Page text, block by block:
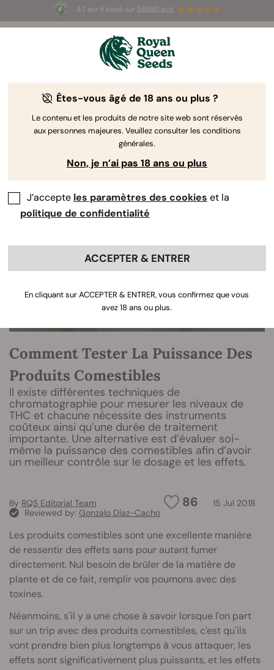
4.7 sur 5 basé sur 58690 avis
3 graines White Widow AutoGRATUITES pour les
The RQS Blog
Articles Cannabis Lifestyle
Comment Tester La Puissance Des
Produits Comestibles
Il existe différentes techniques de
chromatographie pour mesurer les niveaux de
THC et chacune nécessite des instruments
coûteux ainsi qu’une durée de traitement
importante. Une alternative est d’évaluer soi-
même la puissance des comestibles afin d’avoir
un meilleur contrôle sur le dosage et les effets.
86 15 Jul 2018
By RQS Editorial Team
Reviewed by: Gonzalo Díaz-Cacho
Les produits comestibles sont une excellente manière
de ressentir des effets sans pour autant fumer
directement. Nul besoin de brûler de la matière de
plante et de ce fait, remplir vos poumons avec des
toxines.
Néanmoins, s'il y a une chose à savoir lorsque l'on part
sur un trip avec des produits comestibles, c'est qu'ils
vont prendre bien plus longtemps à vous attaquer, les
effets sont significativement plus puissants, et les effets
Êtes-vous âgé de 18 ans ou plus ?
Le contenu et les produits de notre site web sont réservés
aux personnes majeures. Veuillez consulter les conditions
générales.
Non, je n’ai pas 18 ans ou plus
J’accepte les paramètres des cookies et la
politique de confidentialité
ACCEPTER & ENTRER
En cliquant sur ACCEPTER & ENTRER, vous confirmez que vous
avez 18 ans ou plus.